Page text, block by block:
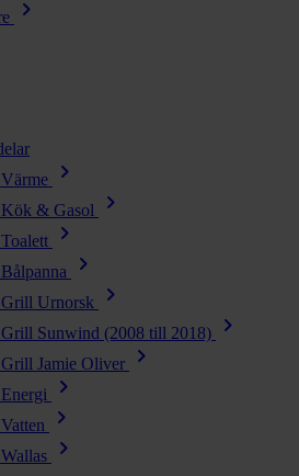
chevron_right
chevron_right
Kök & Gasol chevron_right
chevron_right
chevron_right
Grill Urnorsk chevron_right
Grill Sunwind (2008 till 2018) chevron_right
Jamie Oliver chevron_right
chevron_right
chevron_right
chevron_right